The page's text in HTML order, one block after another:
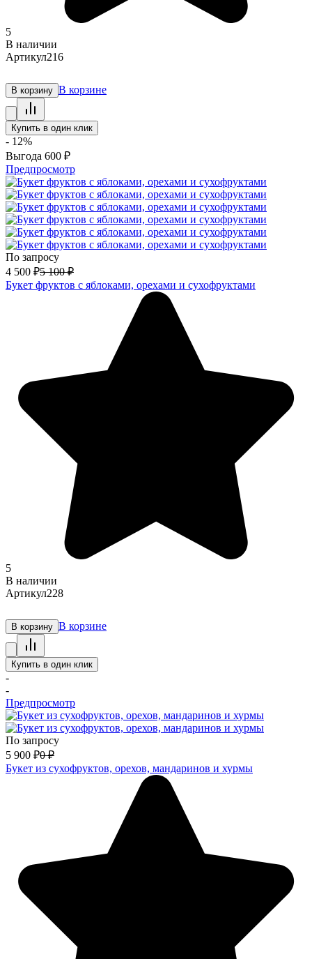
5
В наличии
Артикул216
В корзину В корзине
Купить в один клик
- 12%
Выгода 600 ₽
Предпросмотр
По запросу
4 500 ₽5 100 ₽
Букет фруктов с яблоками, орехами и сухофруктами
5
В наличии
Артикул228
В корзину В корзине
Купить в один клик
-
-
Предпросмотр
По запросу
5 900 ₽0 ₽
Букет из сухофруктов, орехов, мандаринов и хурмы